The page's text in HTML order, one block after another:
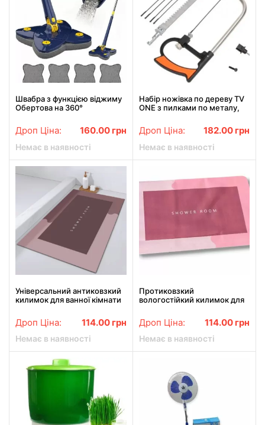
Швабра з функцією віджиму
Обертова на 360°
телескопічна швабра для
прибирання
Дроп Ціна: 160.00 грн
Немає в наявності
Набір ножівка по дереву TV
ONE з пилками по металу,
Дроп Ціна: 182.00 грн
Немає в наявності
Універсальний антиковзкий
килимок для ванної кімнати
Рожевий
Дроп Ціна: 114.00 грн
Немає в наявності
Протиковзкий
вологостійкий килимок для
40х60 см Рожевий
Дроп Ціна: 114.00 грн
Немає в наявності